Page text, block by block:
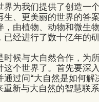
界为我们提供了创造一个
生、更美丽的世界的答
，由植物、动物和微生
已经进行了数十亿年的研
时候与大自然合作，为
这个世界了。首先要深
通过问“大自然是如何解
重新与大自然的智慧联系